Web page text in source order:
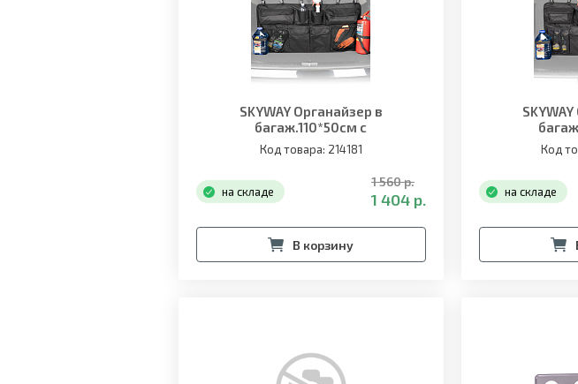
SKYWAY Органайзер в
багаж.110*50см с
карманами,крепление на сиденья
Код товара: 214181
на складе
1 560 р.
1 404 р.
В корзину
Код
на складе